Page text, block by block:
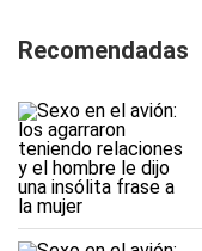
Recomendadas